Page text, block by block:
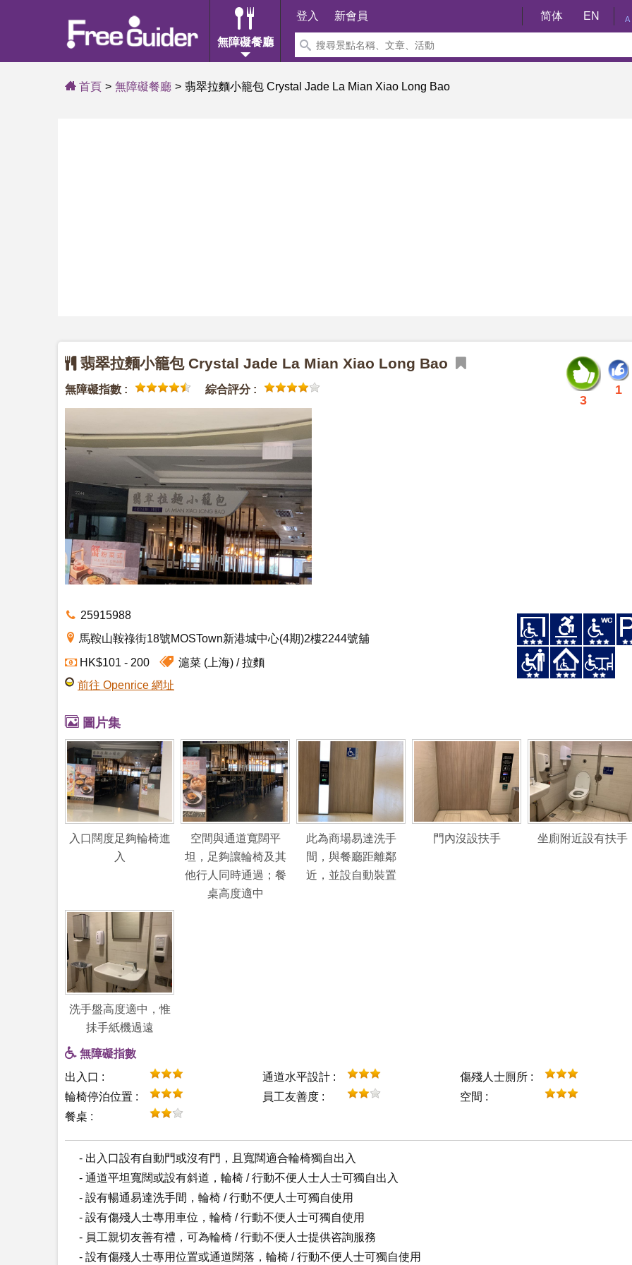
無障礙餐廳
登入 新會員 简体 EN A
首頁 無障礙餐廳 翡翠拉麵小籠包 Crystal Jade La Mian Xiao Long Bao
1
3
翡翠拉麵小籠包 Crystal Jade La Mian Xiao Long Bao
無障礙指數 : 綜合評分 :
25915988
馬鞍山鞍祿街18號MOSTown新港城中心(4期)2樓2244號舖
HK$101 - 200 滬菜 (上海)
拉麵
前往 Openrice 網址
圖片集
入口闊度足夠輪椅進
入
空間與通道寬闊平
坦，足夠讓輪椅及其
他行人同時通過；餐
桌高度適中
此為商場易達洗手
間，與餐廳距離鄰
近，並設自動裝置
門內沒設扶手 坐廁附近設有扶手
洗手盤高度適中，惟
抺手紙機過遠
無障礙指數
出入口 :
通道水平設計 :
傷殘人士厠所 :
輪椅停泊位置 :
員工友善度 :
空間 :
餐桌 :
- 出入口設有自動門或沒有門，且寬闊適合輪椅獨自出入
- 通道平坦寬闊或設有斜道，輪椅 / 行動不便人士人士可獨自出入
- 設有暢通易達洗手間，輪椅 / 行動不便人士可獨自使用
- 設有傷殘人士專用車位，輪椅 / 行動不便人士可獨自使用
- 員工親切友善有禮，可為輪椅 / 行動不便人士提供咨詢服務
- 設有傷殘人士專用位置或通道闊落，輪椅 / 行動不便人士可獨自使用